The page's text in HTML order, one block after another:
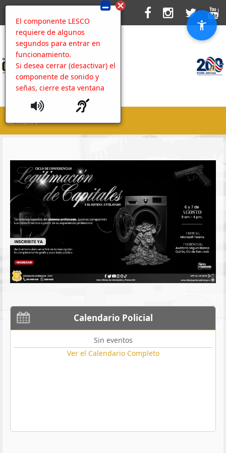
El componente LESCO
requiere de algunos
segundos para entrar en
funcionamiento.
Si desea cerrar (desactivar) el
componente de sonido y
señas, cierre esta ventana
MENU
Calendario Policial
Sin eventos
Ver el Calendario Completo